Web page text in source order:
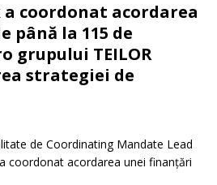
coordonat acordarea
până la 115 de
grupului TEILOR
strategiei de
de Coordinating Mandate Lead
coordonat acordarea unei finanțări